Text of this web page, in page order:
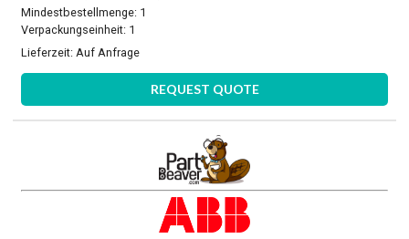
Mindestbestellmenge: 1
Verpackungseinheit: 1
Lieferzeit:Auf Anfrage
REQUEST QUOTE